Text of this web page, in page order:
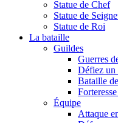
Statue de Chef
Statue de
Statue de Roi
La bataille
Guildes
Guerres
Défiez un
Bataille
Équipe
Attaque